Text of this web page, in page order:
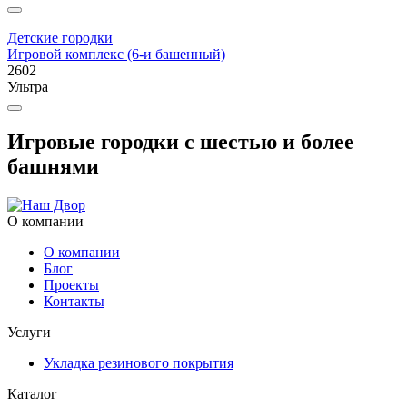
Детские городки
Игровой комплекс (6-и башенный)
2602
Ультра
Игровые городки с шестью и более
башнями
О компании
О компании
Блог
Проекты
Контакты
Услуги
Укладка резинового покрытия
Каталог